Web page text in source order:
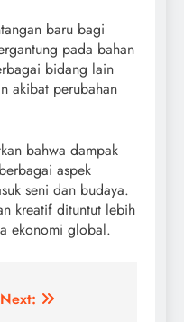
baru bagi
pada bahan
bidang lain
akibat perubahan
bahwa dampak
aspek
seni dan budaya.
kreatif dituntut lebih
ekonomi global.
Next: